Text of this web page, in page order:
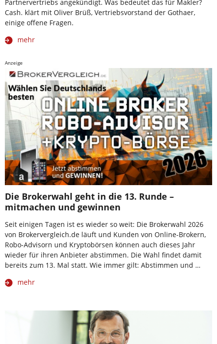
Partnervertriebs angekündigt. Was bedeutet das für Makler?
Cash. klärt mit Oliver Brüß, Vertriebsvorstand der Gothaer,
einige offene Fragen.
mehr
Anzeige
Die Brokerwahl geht in die 13. Runde –
mitmachen und gewinnen
Seit einigen Tagen ist es wieder so weit: Die Brokerwahl 2026
von Brokervergleich.de läuft und Kunden von Online-Brokern,
Robo-Advisorn und Kryptobörsen können auch dieses Jahr
wieder für ihren Anbieter abstimmen. Die Wahl findet damit
bereits zum 13. Mal statt. Wie immer gilt: Abstimmen und …
mehr